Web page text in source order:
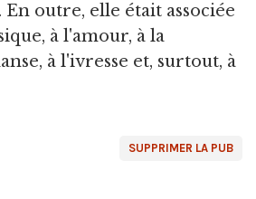
outre, elle était associée
à l'amour, à la
à l'ivresse et, surtout, à
SUPPRIMER LA PUB